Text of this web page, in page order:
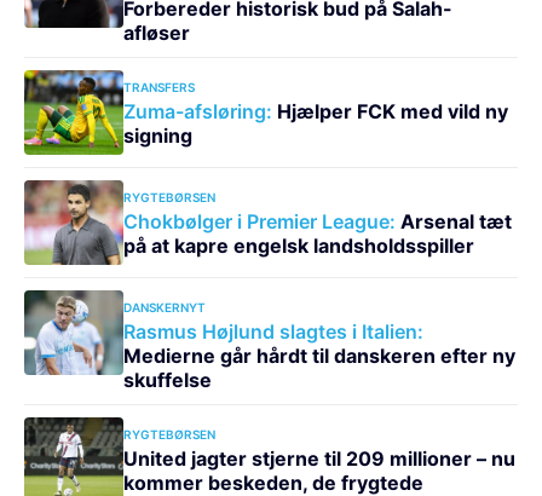
Forbereder historisk bud på Salah-
afløser
TRANSFERS
Zuma-afsløring: Hjælper FCK med vild ny
signing
RYGTEBØRSEN
Chokbølger i Premier League: Arsenal tæt
på at kapre engelsk landsholdsspiller
DANSKERNYT
Rasmus Højlund slagtes i Italien:
Medierne går hårdt til danskeren efter ny
skuffelse
RYGTEBØRSEN
United jagter stjerne til 209 millioner – nu
kommer beskeden, de frygtede